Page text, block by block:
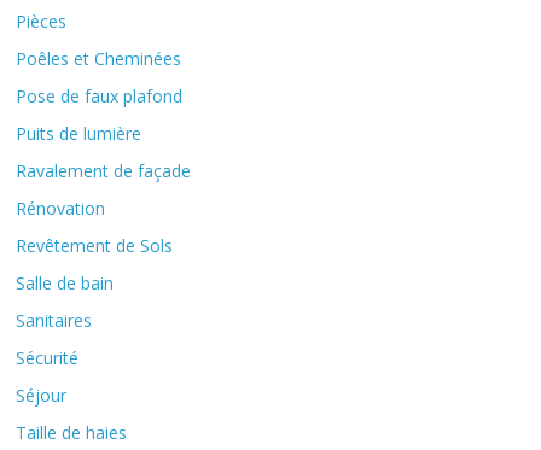
Pièces
Poêles et Cheminées
Pose de faux plafond
Puits de lumière
Ravalement de façade
Rénovation
Revêtement de Sols
Salle de bain
Sanitaires
Sécurité
Séjour
Taille de haies